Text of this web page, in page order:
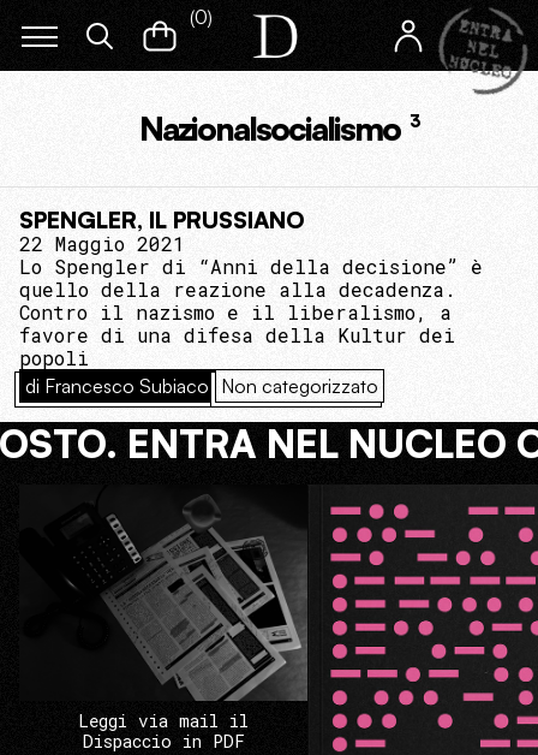
(0)
Nazionalsocialismo 3
SPENGLER, IL PRUSSIANO
22 Maggio 2021
Lo Spengler di “Anni della decisione” è
quello della reazione alla decadenza.
Contro il nazismo e il liberalismo, a
favore di una difesa della Kultur dei
popoli
di Francesco Subiaco Non categorizzato
ENTRA NEL NUCLEO
Leggi via mail il
Dispaccio in PDF